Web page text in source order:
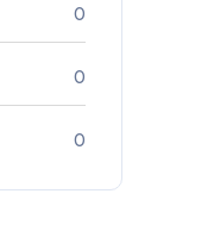
0
0
0